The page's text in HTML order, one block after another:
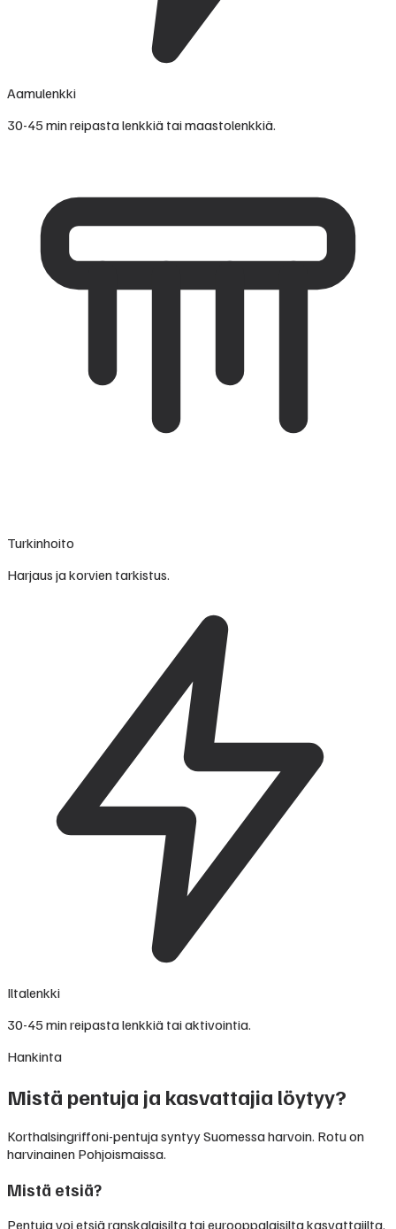
Aamulenkki
30-45 min reipasta lenkkiä tai maastolenkkiä.
Turkinhoito
Harjaus ja korvien tarkistus.
Iltalenkki
30-45 min reipasta lenkkiä tai aktivointia.
Hankinta
Mistä pentuja ja kasvattajia löytyy?
Korthalsingriffoni-pentuja syntyy Suomessa harvoin. Rotu on
harvinainen Pohjoismaissa.
Mistä etsiä?
Pentuja voi etsiä ranskalaisilta tai eurooppalaisilta kasvattajilta.